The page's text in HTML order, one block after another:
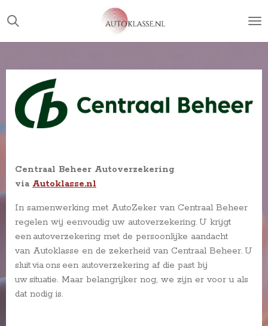
Ga
direct
naar
hoofdinhoud
Centraal Beheer Autoverzekering
via Autoklasse.nl
In samenwerking met AutoZeker van Centraal Beheer
regelen wij eenvoudig uw autoverzekering. U krijgt
een autoverzekering met de persoonlijke aandacht
van Autoklasse en de zekerheid van Centraal Beheer. U
sluit via ons een autoverzekering af die past bij
uw situatie. Maar belangrijker nog, we zijn er voor u als
dat nodig is.